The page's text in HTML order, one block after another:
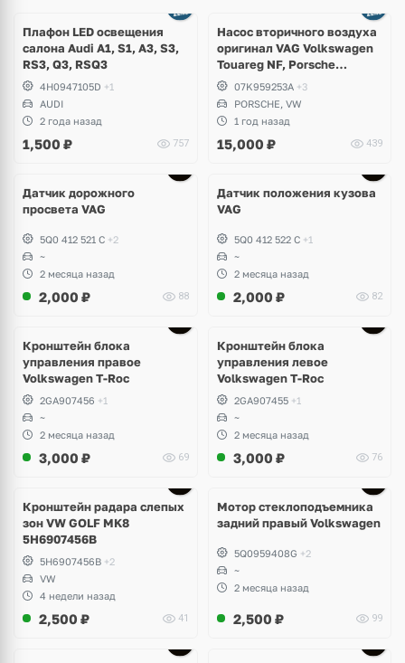
Плафон LED освещения
салона Audi A1, S1, A3, S3,
RS3, Q3, RSQ3
4H0947105D +1
AUDI
2 года назад
1,500 ₽ 757
Насос вторичного воздуха
оригинал VAG Volkswagen
Touareg NF, Porsche
Cayenne 958 S Hybrid
07K959253A +3
PORSCHE, VW
1 год назад
15,000 ₽ 439
Датчик дорожного
просвета VAG
5Q0 412 521 C +2
~
2 месяца назад
2,000 ₽ 88
Датчик положения кузова
VAG
5Q0 412 522 C +1
~
2 месяца назад
2,000 ₽ 82
Кронштейн блока
управления правое
Volkswagen T-Roc
2GA907456 +1
~
2 месяца назад
3,000 ₽ 69
Кронштейн блока
управления левое
Volkswagen T-Roc
2GA907455 +1
~
2 месяца назад
3,000 ₽ 76
Кронштейн радара слепых
зон VW GOLF MK8
5H6907456B
5H6907456B +2
VW
4 недели назад
2,500 ₽ 41
Мотор стеклоподъемника
задний правый Volkswagen
5Q0959408G +2
~
2 месяца назад
2,500 ₽ 99